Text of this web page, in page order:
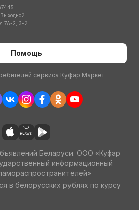
7А-2, 3-й
Помощь
сервиса Куфар Маркет
Беларуси. ООО «Куфар
информационный
в белорусских рублях по курсу